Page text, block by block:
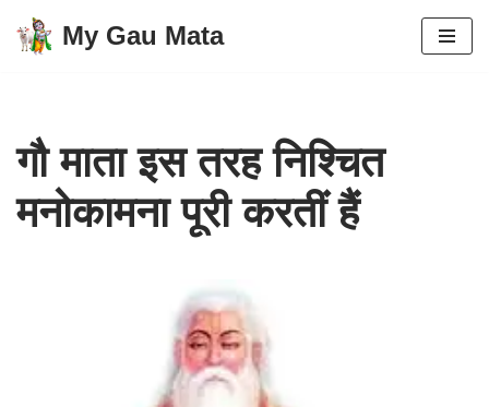
Skip
My Gau Mata
गौ माता इस तरह निश्चित
मनोकामना पूरी करतीं हैं